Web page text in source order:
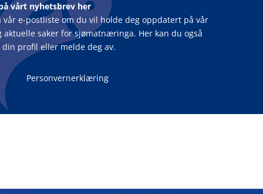
vårt nyhetsbrev her
vår e-postliste om du vil holde deg oppdatert på vår
aktuelle saker for sjømatnæringa. Her kan du også
profil eller melde deg av.
Personvernerklæring